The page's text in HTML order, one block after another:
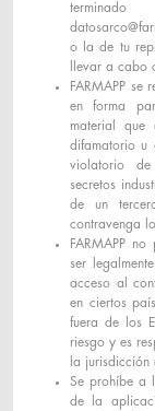
o la de tu
llevar a cabo
FARMAPP
en forma
material que
difamatorio u
violatorio de
secretos
de un
contravenga
FARMAPP
ser
acceso al
en ciertos
fuera de los
riesgo y es
la jurisdicción
Se prohíbe a
de la